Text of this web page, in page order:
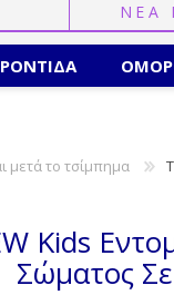
ΝΕΑ
μετά το τσίμπημα
Kids
Σώματος